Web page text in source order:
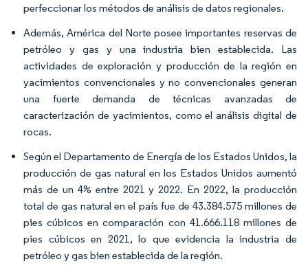
perfeccionar los métodos de análisis de datos regionales.
Además, América del Norte posee importantes reservas de
petróleo y gas y una industria bien establecida. Las
actividades de exploración y producción de la región en
yacimientos convencionales y no convencionales generan
una fuerte demanda de técnicas avanzadas de
caracterización de yacimientos, como el análisis digital de
rocas.
Según el Departamento de Energía de los Estados Unidos, la
producción de gas natural en los Estados Unidos aumentó
más de un 4% entre 2021 y 2022. En 2022, la producción
total de gas natural en el país fue de 43.384.575 millones de
pies cúbicos en comparación con 41.666.118 millones de
pies cúbicos en 2021, lo que evidencia la industria de
petróleo y gas bien establecida de la región.